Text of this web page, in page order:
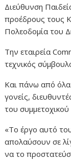
Διεύθυνση
προέδρους τους
Πολεοδομία του
Την εταιρεία
τεχνικός
Και πάνω από όλα
γονείς,
του
«Το έργο αυτό
απολαύσουν σε
να το